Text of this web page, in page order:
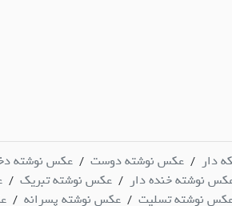
دار / عکس نوشته دوست / عکس نوشته
نوشته خنده دار / عکس نوشته تبریک /
نوشته تسلیت / عکس نوشته پسرانه /